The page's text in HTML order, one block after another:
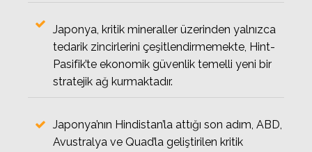
Japonya, kritik mineraller üzerinden yalnızca
tedarik zincirlerini çeşitlendirmemekte, Hint-
Pasifik’te ekonomik güvenlik temelli yeni bir
stratejik ağ kurmaktadır.
Japonya’nın Hindistan’la attığı son adım, ABD,
Avustralya ve Quad’la geliştirilen kritik